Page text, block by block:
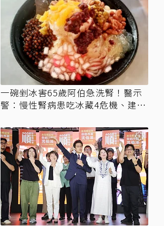
一碗剉冰害65歲阿伯急洗腎！醫示
警：慢性腎病患吃冰藏4危機、建議